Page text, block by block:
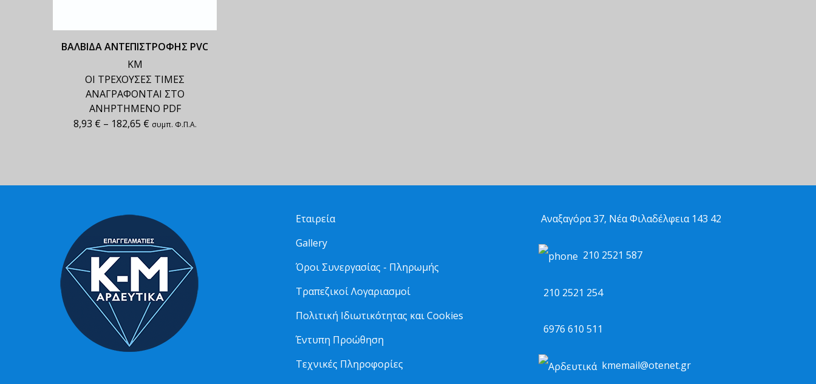
ΒΑΛΒΙΔΑ ΑΝΤΕΠΙΣΤΡΟΦΗΣ PVC
ΚΜ
ΟΙ ΤΡΕΧΟΥΣΕΣ ΤΙΜΕΣ
ΑΝΑΓΡΑΦΟΝΤΑΙ ΣΤΟ
ΑΝΗΡΤΗΜΕΝΟ PDF
8,93 € – 182,65 € συμπ. Φ.Π.Α.
Εταιρεία
Gallery
Όροι Συνεργασίας - Πληρωμής
Τραπεζικοί Λογαριασμοί
Πολιτική Ιδιωτικότητας και Cookies
Έντυπη Προώθηση
Τεχνικές Πληροφορίες
Αναξαγόρα 37, Νέα Φιλαδέλφεια 143 42
210 2521 587
210 2521 254
6976 610 511
kmemail@otenet.gr